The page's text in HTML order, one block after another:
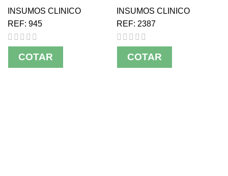
INSUMOS CLINICO
REF: 945
COTAR
INSUMOS CLINICO
REF: 2387
COTAR